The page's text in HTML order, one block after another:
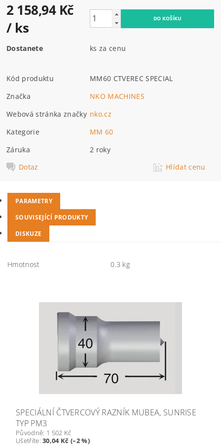
2 158,94 Kč
/ ks
Dostanete ks za cenu
Kód produktu
MM60 CTVEREC SPECIAL
Značka
NKO MACHINES
Webová stránka značky nko.cz
Kategorie
MM 60
Záruka
2 roky
Dotaz
Hlídat cenu
PARAMETRY
SOUVISEJÍCÍ PRODUKTY
DISKUZE
Hmotnost 0.3 kg
SPECIÁLNÍ ČTVERCOVÝ RAZNÍK MUBEA, SUNRISE
TYP PM3
Původně: 1 502 Kč
Ušetříte:30,04 Kč (–2 %)